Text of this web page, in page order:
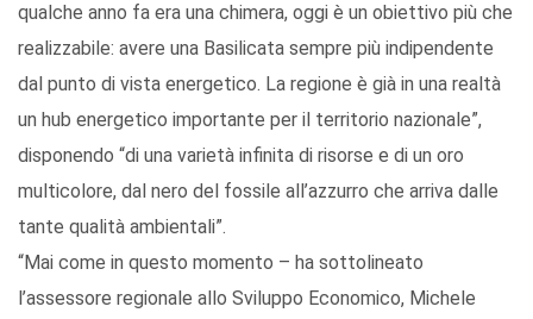
qualche anno fa era una chimera, oggi è un obiettivo più che
realizzabile: avere una Basilicata sempre più indipendente
dal punto di vista energetico. La regione è già in una realtà
un hub energetico importante per il territorio nazionale”,
disponendo “di una varietà infinita di risorse e di un oro
multicolore, dal nero del fossile all’azzurro che arriva dalle
tante qualità ambientali”.
“Mai come in questo momento – ha sottolineato
l’assessore regionale allo Sviluppo Economico, Michele